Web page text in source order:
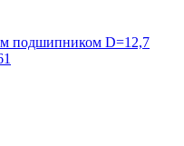
подшипником D=12,7